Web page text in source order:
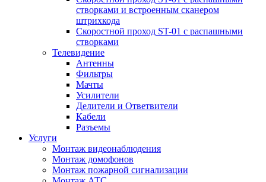
створками и встроенным сканером
штрихкода
Скоростной проход ST-01 с распашными
створками
Телевидение
Антенны
Фильтры
Мачты
Усилители
Делители и Ответвители
Кабели
Разъемы
Услуги
Монтаж видеонаблюдения
Монтаж домофонов
Монтаж пожарной сигнализации